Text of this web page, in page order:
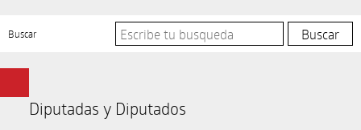
Buscar
Diputadas y Diputados